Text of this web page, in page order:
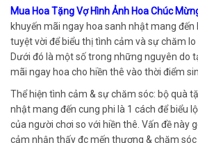
Mua Hoa Tặng Vợ Hình Ảnh Hoa Chúc
khuyến mãi ngay hoa sanh nhật mang đến
tuyệt vời để biểu thị tình cảm và sự chăm
Dưới đó là một số trong những nguyên do
mãi ngay hoa cho hiền thê vào thời điểm
Thể hiện tình cảm & sự chăm sóc: bộ quà
nhật mang đến cung phi là 1 cách để biểu
của người chơi so với hiền thê. Vấn đề này
cảm nhận thấy đc mến thương & chăm